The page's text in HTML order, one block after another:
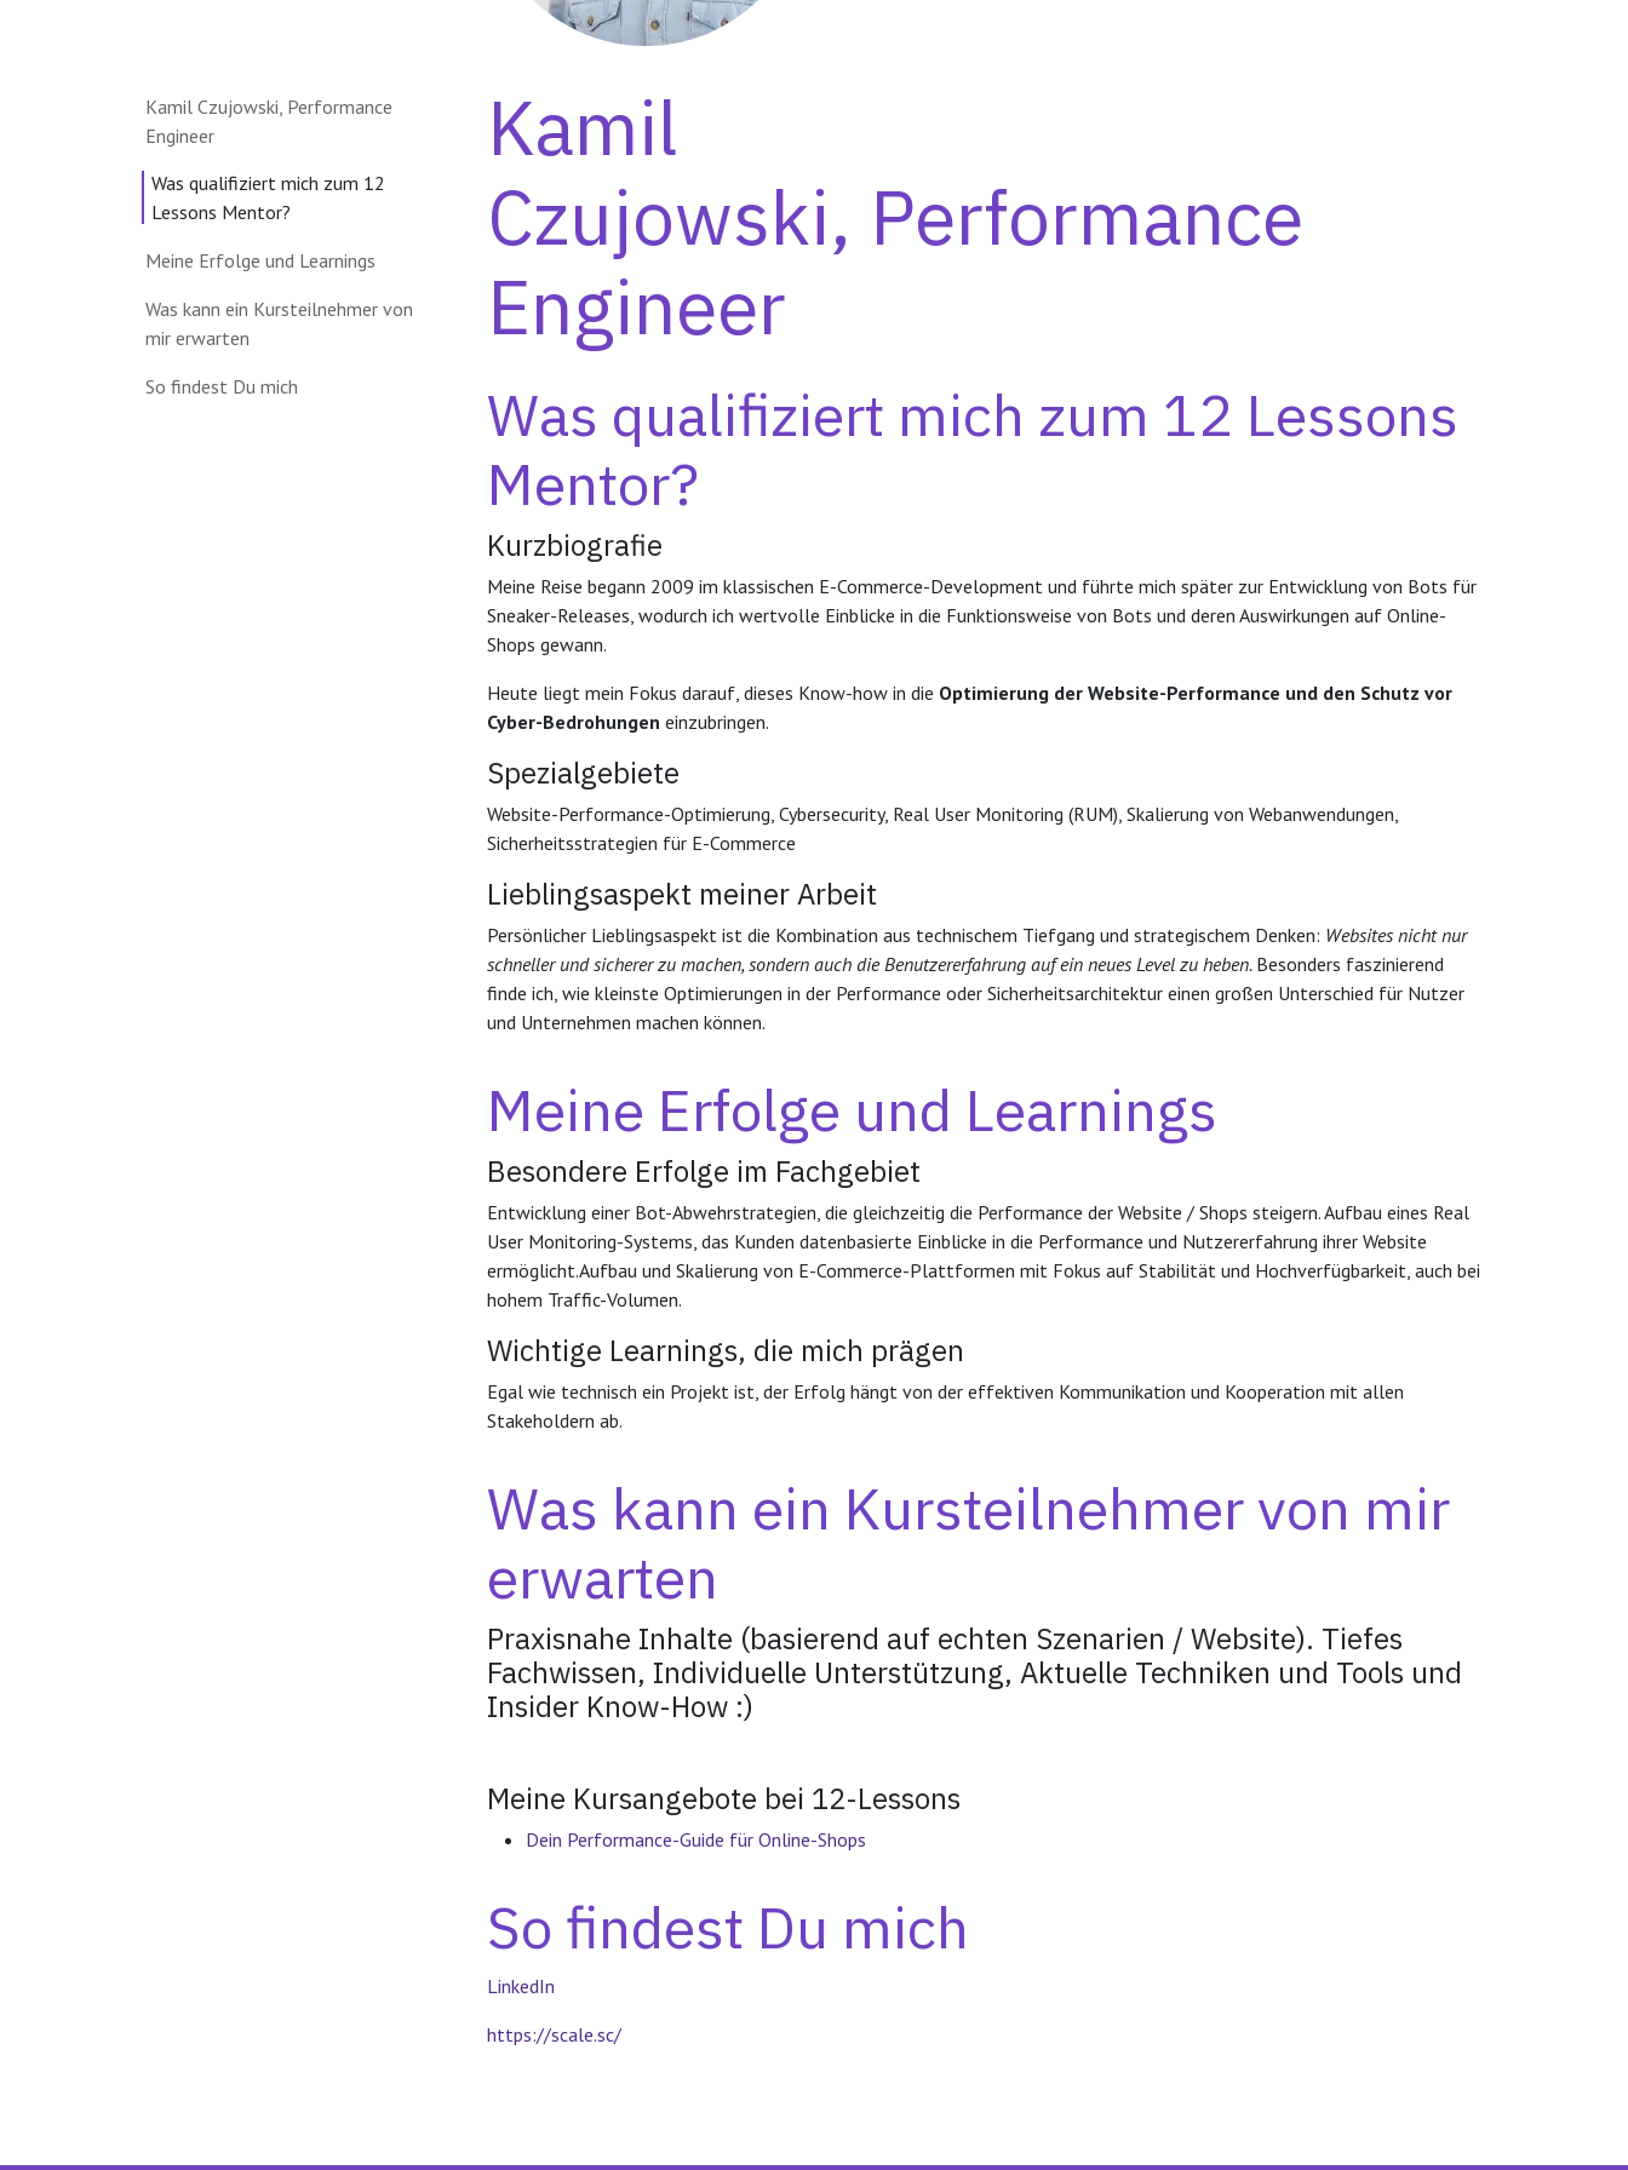
Kamil Czujowski, Performance
Engineer
Was qualifiziert mich zum 12
Lessons Mentor?
Meine Erfolge und Learnings
Was kann ein Kursteilnehmer von
mir erwarten
So findest Du mich
Kamil
Czujowski, Performance
Engineer
Was qualifiziert mich zum 12 Lessons
Mentor?
Kurzbiografie
Meine Reise begann 2009 im klassischen E-Commerce-Development und führte mich später zur Entwicklung von Bots für
Sneaker-Releases, wodurch ich wertvolle Einblicke in die Funktionsweise von Bots und deren Auswirkungen auf Online-
Shops gewann.
Heute liegt mein Fokus darauf, dieses Know-how in die Optimierung der Website-Performance und den Schutz vor
Cyber-Bedrohungen einzubringen.
Spezialgebiete
Website-Performance-Optimierung, Cybersecurity, Real User Monitoring (RUM), Skalierung von Webanwendungen,
Sicherheitsstrategien für E-Commerce
Lieblingsaspekt meiner Arbeit
Persönlicher Lieblingsaspekt ist die Kombination aus technischem Tiefgang und strategischem Denken: Websites nicht nur
schneller und sicherer zu machen, sondern auch die Benutzererfahrung auf ein neues Level zu heben. Besonders faszinierend
finde ich, wie kleinste Optimierungen in der Performance oder Sicherheitsarchitektur einen großen Unterschied für Nutzer
und Unternehmen machen können.
Meine Erfolge und Learnings
Besondere Erfolge im Fachgebiet
Entwicklung einer Bot-Abwehrstrategien, die gleichzeitig die Performance der Website / Shops steigern. Aufbau eines Real
User Monitoring-Systems, das Kunden datenbasierte Einblicke in die Performance und Nutzererfahrung ihrer Website
ermöglicht.Aufbau und Skalierung von E-Commerce-Plattformen mit Fokus auf Stabilität und Hochverfügbarkeit, auch bei
hohem Traffic-Volumen.
Wichtige Learnings, die mich prägen
Egal wie technisch ein Projekt ist, der Erfolg hängt von der effektiven Kommunikation und Kooperation mit allen
Stakeholdern ab.
Was kann ein Kursteilnehmer von mir
erwarten
Praxisnahe Inhalte (basierend auf echten Szenarien / Website). Tiefes
Fachwissen, Individuelle Unterstützung, Aktuelle Techniken und Tools und
Insider Know-How :)
Meine Kursangebote bei 12-Lessons
Dein Performance-Guide für Online-Shops
So findest Du mich
LinkedIn
https://scale.sc/